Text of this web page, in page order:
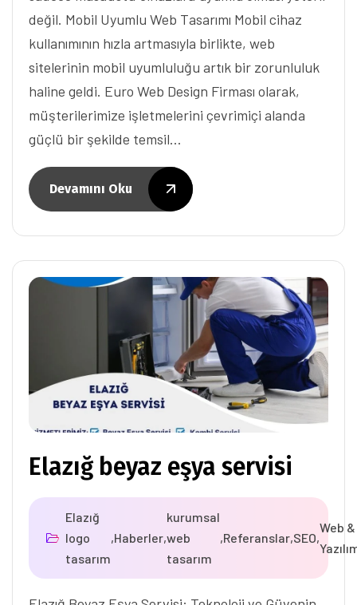
değil. Mobil Uyumlu Web Tasarımı Mobil cihaz
kullanımının hızla artmasıyla birlikte, web
sitelerinin mobil uyumluluğu artık bir zorunluluk
haline geldi. Euro Web Design Firması olarak,
müşterilerimize işletmelerini çevrimiçi alanda
güçlü bir şekilde temsil…
Devamını Oku
Elazığ beyaz eşya servisi
Elazığ
logo
tasarım
,Haberler,
kurumsal
web
tasarım
,Referanslar,SEO,
Web &